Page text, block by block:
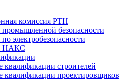
комиссия РТН
промышленной безопасности
по электробезопасности
НАКС
строителей
проектировщиков